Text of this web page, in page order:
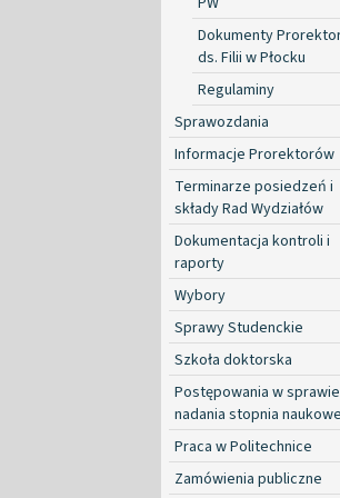
Dokumenty
ds. Filii w Płocku
Regulaminy
Sprawozdania
Informacje Prorektorów
Terminarze posiedzeń i
składy Rad Wydziałów
Dokumentacja kontroli i
raporty
Wybory
Sprawy Studenckie
Szkoła doktorska
Postępowania w sprawie
nadania stopnia
Praca w Politechnice
Zamówienia publiczne